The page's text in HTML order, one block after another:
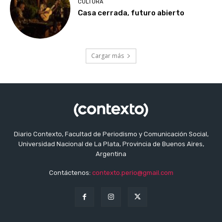
CULTURA
Casa cerrada, futuro abierto
Cargar más
Diario Contexto, Facultad de Periodismo y Comunicación Social,
Universidad Nacional de La Plata, Provincia de Buenos Aires,
Argentina
Contáctenos: contexto.perio@gmail.com